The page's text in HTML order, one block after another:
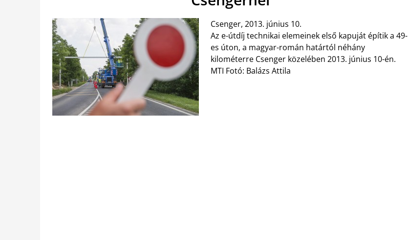
Csenger, 2013. június 10.
Az e-útdíj technikai elemeinek első kapuját építik a 49-
es úton, a magyar-román határtól néhány
kilométerre Csenger közelében 2013. június 10-én.
MTI Fotó: Balázs Attila